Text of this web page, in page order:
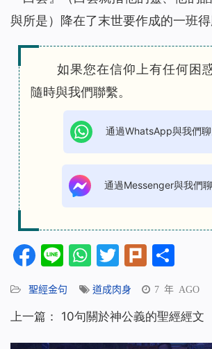
與所是）降在了末世要作成的一班得
如果您在信仰上有任何困
隨時與我們聯繫。
通過WhatsApp與我們
通過Messenger與我們
Facebook
LineWhatsApp
Twitter
Plurk
聖經金句 道成肉身 7 年 AGO
上一篇： 10句關於神公義的聖經經文